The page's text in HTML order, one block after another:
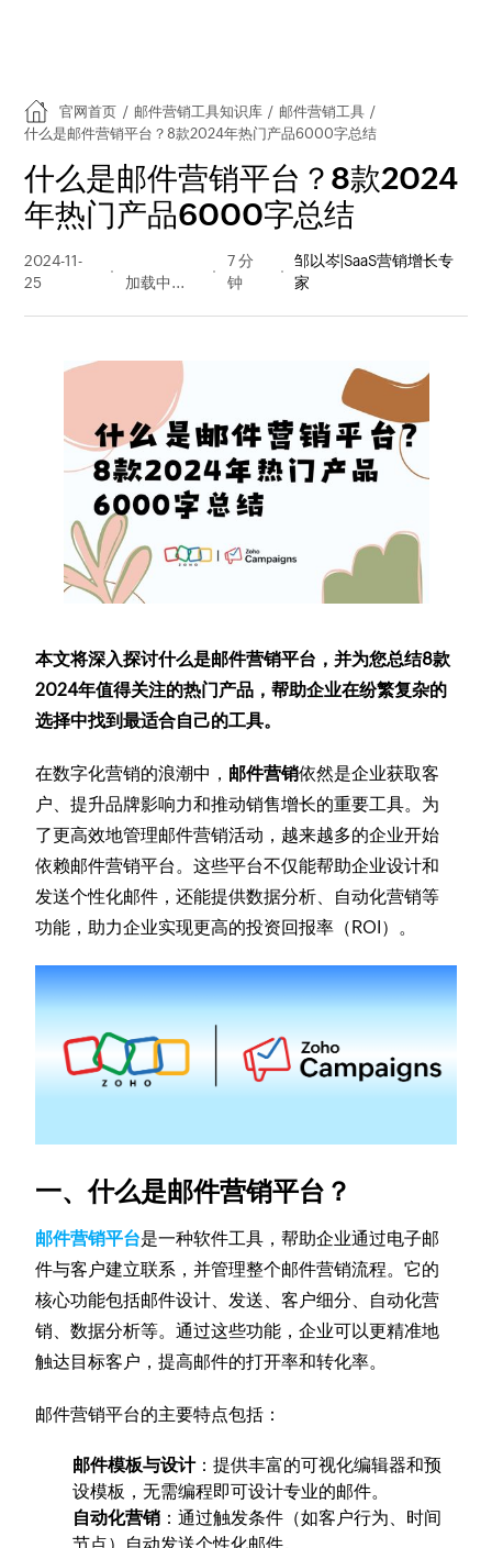
官网首页 / 邮件营销工具知识库 / 邮件营销工具 /
什么是邮件营销平台？8款2024年热门产品6000字总结
什么是邮件营销平台？8款2024
年热门产品6000字总结
2024-11-
25
量
7 分
钟
邹以岑|SaaS营销增长专
家
本文将深入探讨什么是邮件营销平台，并为您总结8款
2024年值得关注的热门产品，帮助企业在纷繁复杂的
选择中找到最适合自己的工具。
在数字化营销的浪潮中， 邮件营销依然是企业获取客
户、提升品牌影响力和推动销售增长的重要工具。为
了更高效地管理邮件营销活动，越来越多的企业开始
依赖邮件营销平台。这些平台不仅能帮助企业设计和
发送个性化邮件，还能提供数据分析、自动化营销等
功能，助力企业实现更高的投资回报率（ROI）。
一、什么是邮件营销平台？
邮件营销平台是一种软件工具，帮助企业通过电子邮
件与客户建立联系，并管理整个邮件营销流程。它的
核心功能包括邮件设计、发送、客户细分、自动化营
销、数据分析等。通过这些功能，企业可以更精准地
触达目标客户，提高邮件的打开率和转化率。
邮件营销平台的主要特点包括：
邮件模板与设计：提供丰富的可视化编辑器和预
设模板，无需编程即可设计专业的邮件。
自动化营销 ：通过触发条件（如客户行为、时间